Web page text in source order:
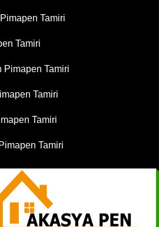
Tamiri
Tamiri
Pimapen Tamiri
Tamiri
Tamiri
Tamiri